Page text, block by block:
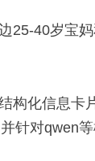
40岁宝
构化信息
针对qwen等